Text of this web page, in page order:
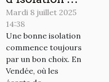
Vendée :
comment
choisir le bon
prestataire ?
Mardi 8 juillet 2025
14:38
Une bonne isolation
commence toujours
par un bon choix. En
Vendée, où les